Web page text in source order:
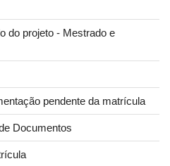
do projeto - Mestrado e
pendente da matrícula
Documentos